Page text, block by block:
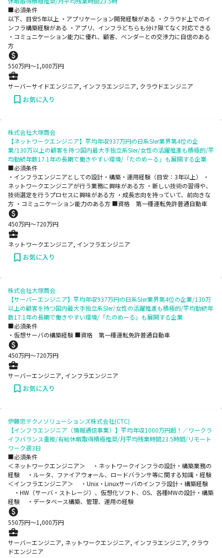
■必須条件
以下、目安5年以上 ・アプリケーション開発経験がある ・クラウド上でのイ
ンフラ構築経験がある ・アプリ、インフラどちらも分け隔てなく対応できる
・コミュニケーション能力に優れ、顧客、ベンダーとの交渉力に自信のある
方
550万円〜1,000万円
サーバーサイドエンジニア, インフラエンジニア, クラウドエンジニア
お気に入り
株式会社大塚商会
【ネットワークエンジニア】平均年収937万円の日系SIer業界第4位の企
業/130万以上の顧客を持つ国内最大手独立系SIer/女性の活躍推進も積極的/平
均勤続年数17.1年の長期で働きやすい環境/「たのめーる」も展開する企業
■必須条件
・インフラエンジニアとしての設計・構築・運用経験（目安：3年以上） ・
ネットワークエンジニアが行う業務に興味がある方 ・新しい技術の習得や、
技術選定を行うプロセスに興味がある方 ・成長志向を持っていて、前向きな
方 ・コミュニケーション能力のある方 ■資格 第一種運転免許普通自動車
450万円〜720万円
ネットワークエンジニア, インフラエンジニア
お気に入り
株式会社大塚商会
【サーバーエンジニア】平均年収937万円の日系SIer業界第4位の企業/130万
以上の顧客を持つ国内最大手独立系SIer/女性の活躍推進も積極的/平均勤続年
数17.1年の長期で働きやすい環境/「たのめーる」も展開する企業
■必須条件
・仮想サーバの構築経験 ■資格 第一種運転免許普通自動車
450万円〜720万円
サーバーエンジニア, インフラエンジニア
お気に入り
伊藤忠テクノソリューションズ株式会社(CTC)
【インフラエンジニア（情報通信事業）】平均年収1000万円超！／ワークラ
イフバランス重視/有給休暇取得積極推奨/月平均残業時間23.5時間/リモート
ワーク週3日
■必須条件
＜ネットワークエンジニア＞ ・ネットワークインフラの設計・構築業務の
経験 ・ルータ、ファイアウォール、ロードバランサ等に関する知識・経験
＜インフラエンジニア＞ ・Unix・Linuxサーバのインフラ設計・構築経験
・HW（サーバ・ストレージ）、仮想化ソフト、OS、各種MWの設計・構築
経験 ・データベース構築、管理、運用の経験
550万円〜1,000万円
サーバーエンジニア, ネットワークエンジニア, インフラエンジニア, クラウ
ドエンジニア